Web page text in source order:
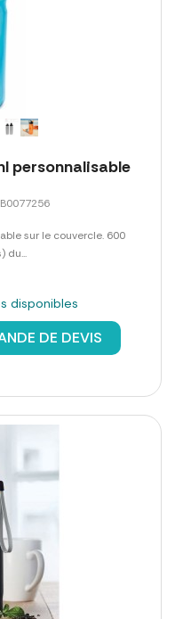
personnalisable
sur le couvercle. 600
du...
disponibles
DE DEVIS